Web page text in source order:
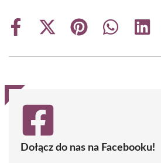
Share
Share
(Twitter)
Share
Share
Share
Dołącz do nas na Facebooku!